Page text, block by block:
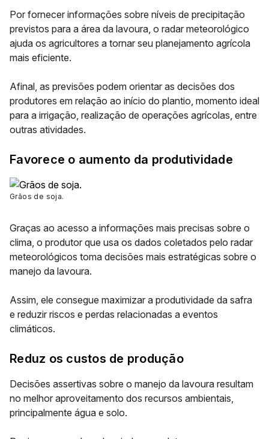
Por fornecer informações sobre níveis de precipitação
previstos para a área da lavoura, o radar meteorológico
ajuda os agricultores a tornar seu planejamento agrícola
mais eficiente.
Afinal, as previsões podem orientar as decisões dos
produtores em relação ao início do plantio, momento ideal
para a irrigação, realização de operações agrícolas, entre
outras atividades.
Favorece o aumento da produtividade
Grãos de soja.
Graças ao acesso a informações mais precisas sobre o
clima, o produtor que usa os dados coletados pelo radar
meteorológicos toma decisões mais estratégicas sobre o
manejo da lavoura.
Assim, ele consegue maximizar a produtividade da safra
e reduzir riscos e perdas relacionadas a eventos
climáticos.
Reduz os custos de produção
Decisões assertivas sobre o manejo da lavoura resultam
no melhor aproveitamento dos recursos ambientais,
principalmente água e solo.